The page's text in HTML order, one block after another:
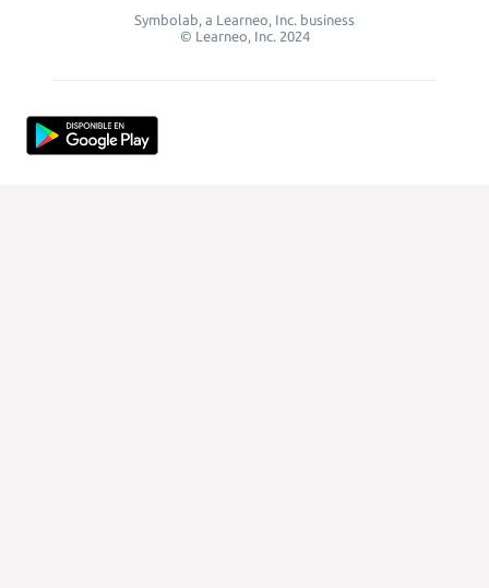
Symbolab, a Learneo, Inc. business
© Learneo, Inc. 2024